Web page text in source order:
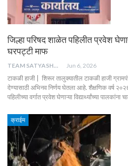
जिल्हा परिषद शाळेत पहिलीत प्रवेश
घरपट्टी माफ
TEAM SATYASHODH Jun 6, 2026
टाकळी हाजी | शिरूर तालुक्यातील टाकळी हाजी
देण्यासाठी अभिनव निर्णय घेतला आहे. शैक्षणिक वर्ष
पहिलीच्या वर्गात प्रवेश घेणाऱ्या विद्यार्थ्यांच्या पालकांना
क्राईम